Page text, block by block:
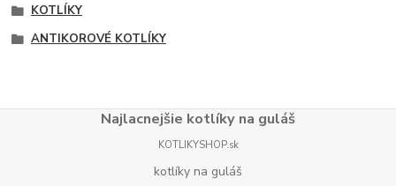
KOTLÍKY
ANTIKOROVÉ KOTLÍKY
Najlacnejšie kotlíky na guláš
KOTLIKYSHOP.sk
kotlíky na guláš